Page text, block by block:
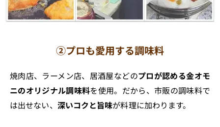
②プロも愛用する調味料
焼肉店、ラーメン店、居酒屋などのプロが認める金オモ
ニのオリジナル調味料を使用。だから、市販の調味料で
は出せない、 深いコクと旨味が料理に加わります。